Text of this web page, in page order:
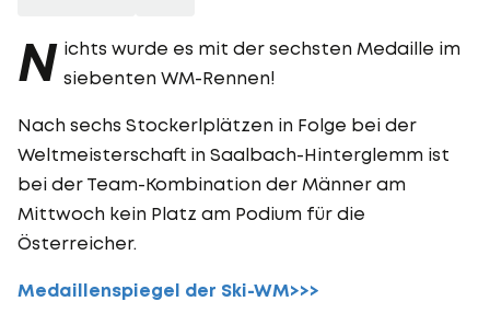
N ichts wurde es mit der sechsten Medaille im
siebenten WM-Rennen!
Nach sechs Stockerlplätzen in Folge bei der
Weltmeisterschaft in Saalbach-Hinterglemm ist
bei der Team-Kombination der Männer am
Mittwoch kein Platz am Podium für die
Österreicher.
Medaillenspiegel der Ski-WM>>>